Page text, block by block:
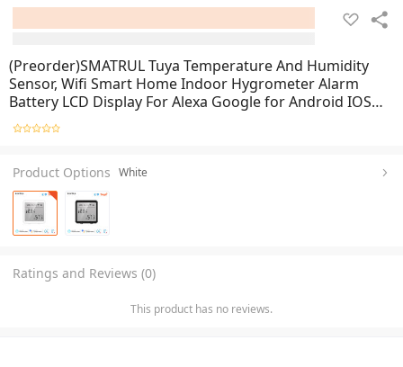
(Preorder)SMATRUL Tuya Temperature And Humidity
Sensor, Wifi Smart Home Indoor Hygrometer Alarm
Battery LCD Display For Alexa Google for Android IOS
APP Control
Product Options White
Ratings and Reviews (0)
This product has no reviews.